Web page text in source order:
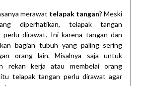
merawat telapak tangan? Meski
diperhatikan, telapak tangan
perlu dirawat. Ini karena tangan dan
bagian tubuh yang paling sering
orang lain. Misalnya saja untuk
rekan kerja atau membelai orang
telapak tangan perlu dirawat agar